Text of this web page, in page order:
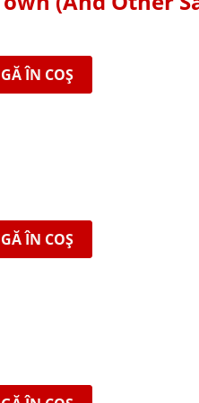
ÎN COȘ
ÎN COȘ